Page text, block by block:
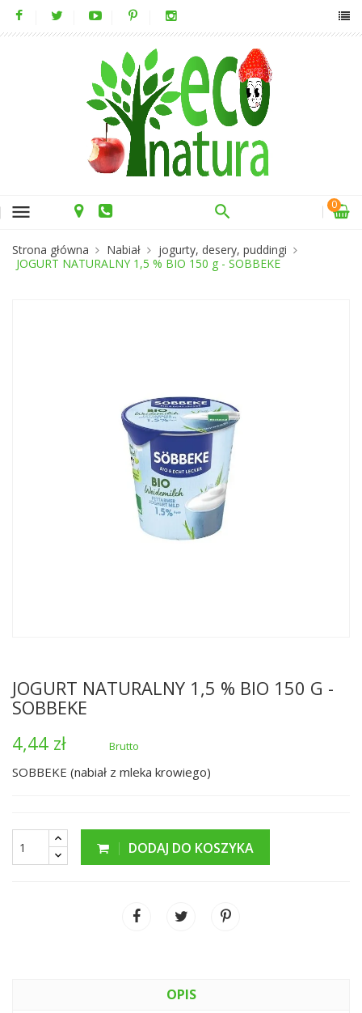
menu 0
Strona główna Nabiał
jogurty, desery, puddingi
JOGURT NATURALNY 1,5 % BIO 150 g - SOBBEKE
JOGURT NATURALNY 1,5 % BIO 150 G -
SOBBEKE
4,44 zł
Brutto
SOBBEKE (nabiał z mleka krowiego)
DODAJ DO KOSZYKA
OPIS